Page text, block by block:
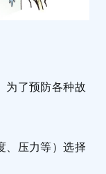
为了预防各种故
、压力等）选择